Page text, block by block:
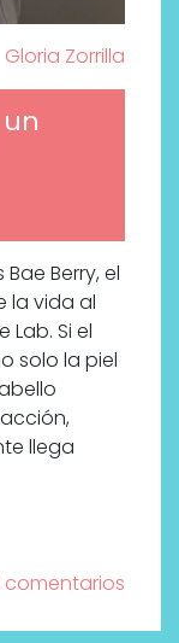
Gloria Zorrilla
Berry, el
la vida al
Si el
solo la piel
llega
comentarios